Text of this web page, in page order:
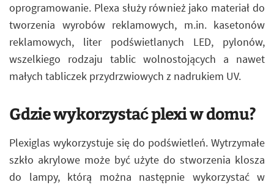
oprogramowanie. Plexa służy również jako materiał do
tworzenia wyrobów reklamowych, m.in. kasetonów
reklamowych, liter podświetlanych LED, pylonów,
wszelkiego rodzaju tablic wolnostojących a nawet
małych tabliczek przydrzwiowych z nadrukiem UV.
Gdzie wykorzystać plexi w domu?
Plexiglas wykorzystuje się do podświetleń. Wytrzymałe
szkło akrylowe może być użyte do stworzenia klosza
do lampy, którą można następnie wykorzystać w